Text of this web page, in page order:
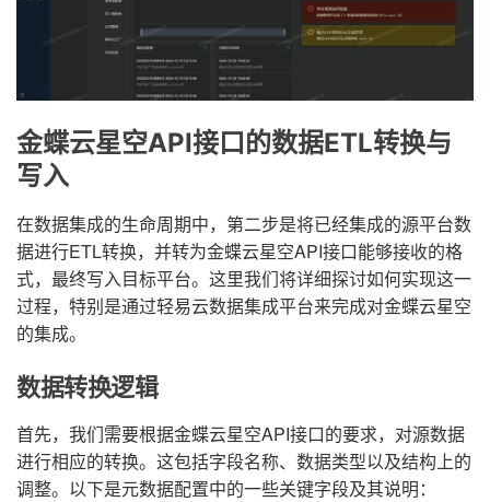
金蝶云星空API接口的数据ETL转换与
写入
在数据集成的生命周期中，第二步是将已经集成的源平台数
据进行ETL转换，并转为金蝶云星空API接口能够接收的格
式，最终写入目标平台。这里我们将详细探讨如何实现这一
过程，特别是通过轻易云数据集成平台来完成对金蝶云星空
的集成。
数据转换逻辑
首先，我们需要根据金蝶云星空API接口的要求，对源数据
进行相应的转换。这包括字段名称、数据类型以及结构上的
调整。以下是元数据配置中的一些关键字段及其说明：